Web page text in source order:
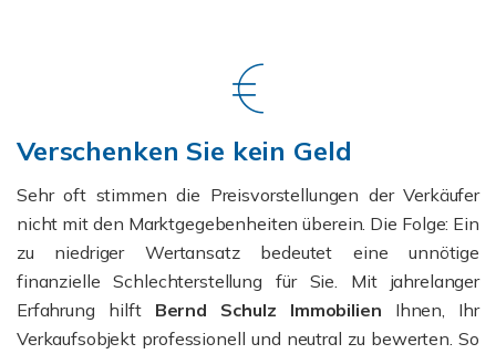
Verschenken Sie kein Geld
Sehr oft stimmen die Preisvorstellungen der Verkäufer
nicht mit den Marktgegebenheiten überein. Die Folge: Ein
zu niedriger Wertansatz bedeutet eine unnötige
finanzielle Schlechterstellung für Sie. Mit jahrelanger
Erfahrung hilft Bernd Schulz Immobilien Ihnen, Ihr
Verkaufsobjekt professionell und neutral zu bewerten. So